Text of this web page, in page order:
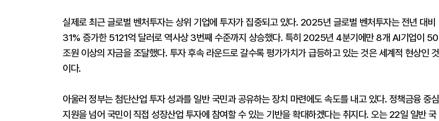
실제로 최근 글로벌 벤처투자는 상위 기업에 투자가 집중되고 있다. 2025년 글로벌 벤처투자는 전년 대비
31% 증가한 5121억 달러로 역사상 3번째 수준까지 상승했다. 특히 2025년 4분기에만 8개 AI기업이 50
조원 이상의 자금을 조달했다. 투자 후속 라운드로 갈수록 평가가치가 급등하고 있는 것은 세계적 현상인 것
이다.
아울러 정부는 첨단산업 투자 성과를 일반 국민과 공유하는 장치 마련에도 속도를 내고 있다. 정책금융 중심
지원을 넘어 국민이 직접 성장산업 투자에 참여할 수 있는 기반을 확대하겠다는 취지다. 오는 22일 일반 국